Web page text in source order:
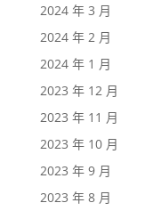
2024 年 3 月
2024 年 2 月
2024 年 1 月
2023 年 12 月
2023 年 11 月
2023 年 10 月
2023 年 9 月
2023 年 8 月